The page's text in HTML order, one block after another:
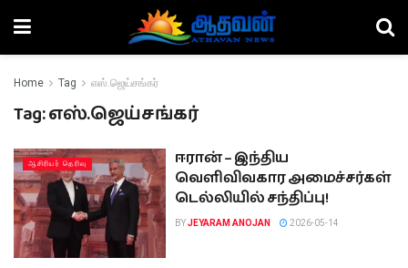
Home Tag எஸ்.ஜெய்சங்கர்
Tag:எஸ்.ஜெய்சங்கர்
ஆசிரியர் தெரிவு
ஈரான் – இந்திய
வெளிவிவகார அமைச்சர்கள்
டெல்லியில் சந்திப்பு!
BYJEYARAM ANOJAN 2026-05-14